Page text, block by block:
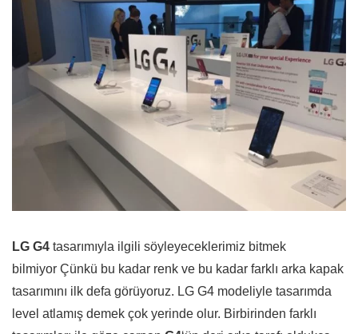
LG G4 tasarımıyla ilgili söyleyeceklerimiz bitmek
bilmiyor Çünkü bu kadar renk ve bu kadar farklı arka kapak
tasarımını ilk defa görüyoruz. LG G4 modeliyle tasarımda
level atlamış demek çok yerinde olur. Birbirinden farklı